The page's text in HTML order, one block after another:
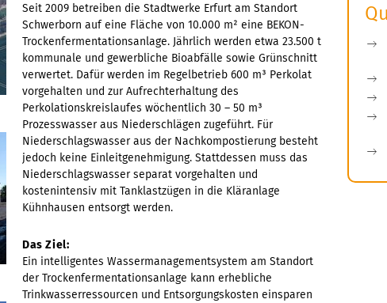
Seit 2009 betreiben die Stadtwerke Erfurt am Standort
Schwerborn auf eine Fläche von 10.000 m² eine BEKON-
Trockenfermentationsanlage. Jährlich werden etwa 23.500 t
kommunale und gewerbliche Bioabfälle sowie Grünschnitt
verwertet. Dafür werden im Regelbetrieb 600 m³ Perkolat
vorgehalten und zur Aufrechterhaltung des
Perkolationskreislaufes wöchentlich 30 – 50 m³
Prozesswasser aus Niederschlägen zugeführt. Für
Niederschlagswasser aus der Nachkompostierung besteht
jedoch keine Einleitgenehmigung. Stattdessen muss das
Niederschlagswasser separat vorgehalten und
kostenintensiv mit Tanklastzügen in die Kläranlage
Kühnhausen entsorgt werden.
Das Ziel:
Ein intelligentes Wassermanagementsystem am Standort
der Trockenfermentationsanlage kann erhebliche
Trinkwasserressourcen und Entsorgungskosten einsparen